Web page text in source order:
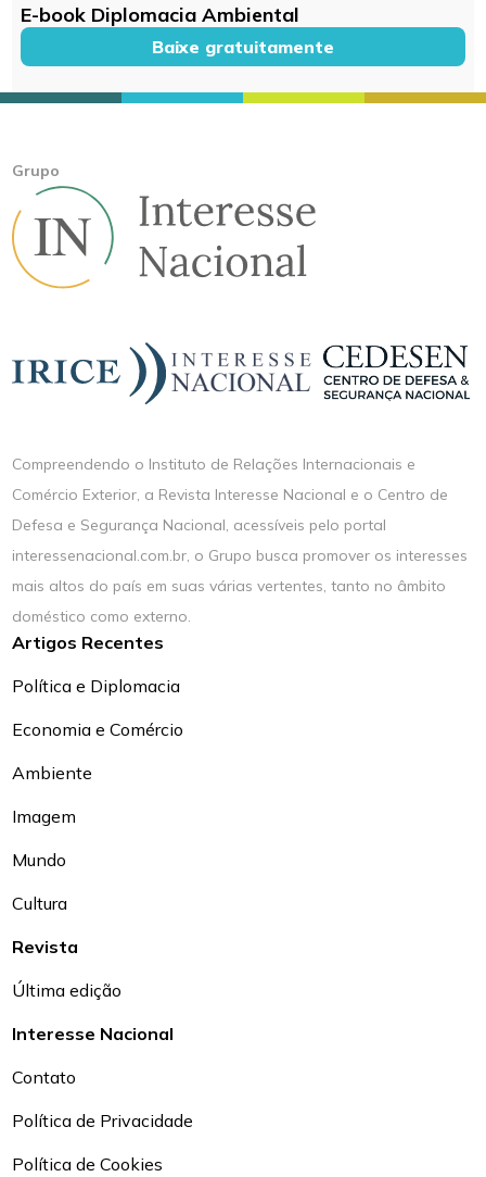
E-book Diplomacia Ambiental
Baixe gratuitamente
Grupo
Compreendendo o Instituto de Relações Internacionais e
Comércio Exterior, a Revista Interesse Nacional e o Centro de
Defesa e Segurança Nacional, acessíveis pelo portal
interessenacional.com.br, o Grupo busca promover os interesses
mais altos do país em suas várias vertentes, tanto no âmbito
doméstico como externo.
Artigos Recentes
Política e Diplomacia
Economia e Comércio
Ambiente
Imagem
Mundo
Cultura
Revista
Última edição
Interesse Nacional
Contato
Política de Privacidade
Política de Cookies